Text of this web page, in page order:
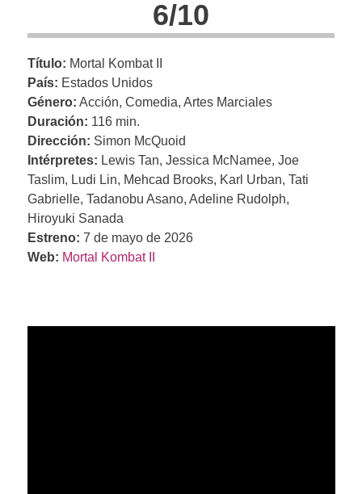
6/10
Título: Mortal Kombat II
País: Estados Unidos
Género: Acción, Comedia, Artes Marciales
Duración: 116 min.
Dirección: Simon McQuoid
Intérpretes: Lewis Tan, Jessica McNamee, Joe
Taslim, Ludi Lin, Mehcad Brooks, Karl Urban, Tati
Gabrielle, Tadanobu Asano, Adeline Rudolph,
Hiroyuki Sanada
Estreno: 7 de mayo de 2026
Web: Mortal Kombat II